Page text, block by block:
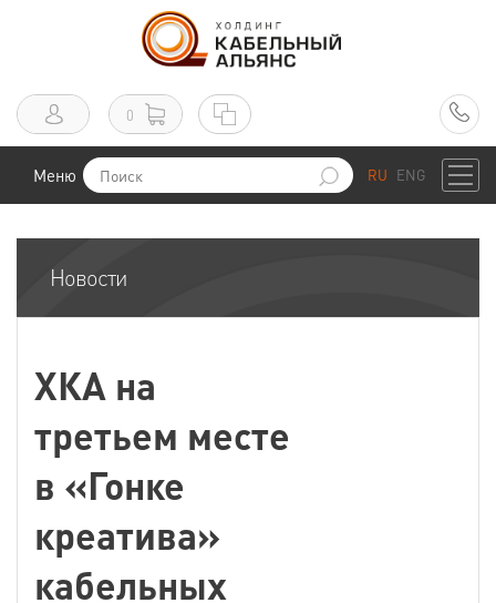
0
Меню RU ENG
Новости
ХКА на
третьем месте
в «Гонке
креатива»
кабельных